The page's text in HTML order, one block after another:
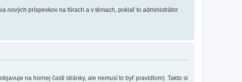
nových príspevkov na fórach a v témach, pokiaľ to administrátor
na hornej časti stránky, ale nemusí to byť pravidlom). Takto si